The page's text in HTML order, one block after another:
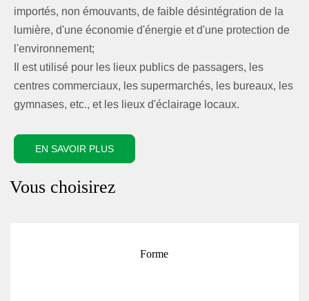
importés, non émouvants, de faible désintégration de la
lumière, d'une économie d'énergie et d'une protection de
l'environnement;
Il est utilisé pour les lieux publics de passagers, les
centres commerciaux, les supermarchés, les bureaux, les
gymnases, etc., et les lieux d'éclairage locaux.
EN SAVOIR PLUS
Vous choisirez
Hexagone (solide / creux)